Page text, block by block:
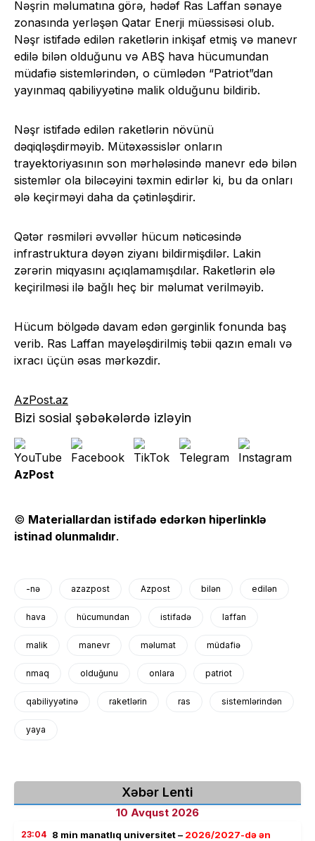
Nəşrin məlumatına görə, hədəf Ras Laffan sənaye
zonasında yerləşən Qatar Enerji müəssisəsi olub.
Nəşr istifadə edilən raketlərin inkişaf etmiş və manevr
edilə bilən olduğunu və ABŞ hava hücumundan
müdafiə sistemlərindən, o cümlədən “Patriot”dan
yayınmaq qabiliyyətinə malik olduğunu bildirib.
Nəşr istifadə edilən raketlərin növünü
dəqiqləşdirməyib. Mütəxəssislər onların
trayektoriyasının son mərhələsində manevr edə bilən
sistemlər ola biləcəyini təxmin edirlər ki, bu da onları
ələ keçirməyi daha da çətinləşdirir.
Qətər rəsmiləri əvvəllər hücum nəticəsində
infrastruktura dəyən ziyanı bildirmişdilər. Lakin
zərərin miqyasını açıqlamamışdılar. Raketlərin ələ
keçirilməsi ilə bağlı heç bir məlumat verilməyib.
Hücum bölgədə davam edən gərginlik fonunda baş
verib. Ras Laffan mayeləşdirilmiş təbii qazın emalı və
ixracı üçün əsas mərkəzdir.
AzPost.az
Bizi sosial şəbəkələrdə izləyin
AzPost
© Materiallardan istifadə edərkən hiperlinklə
istinad olunmalıdır.
-nə azazpost Azpost bilən edilən
hava hücumundan istifadə laffan
malik manevr məlumat müdafiə
nmaq olduğunu onlara patriot
qabiliyyətinə raketlərin ras sistemlərindən
yaya
Xəbər Lenti
10 Avqust 2026
23:04 8 min manatlıq universitet – 2026/2027-də ən